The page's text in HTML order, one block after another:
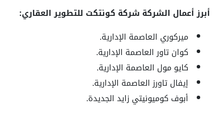
أبرز أعمال الشركة شركة كونتكت للتطوير العقاري:
ميركوري العاصمة الإدارية.
كوان تاور العاصمة الإدارية.
كايو مول العاصمة الإدارية.
إيفال تاورز العاصمة الإدارية.
أبوف كوميونيتي زايد الجديدة.